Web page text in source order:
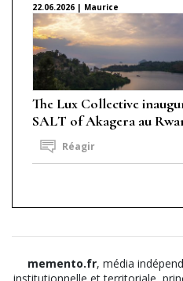
22.06.2026 | Maurice
The Lux Collective
SALT of Akagera au
Réagir
memento.fr, média